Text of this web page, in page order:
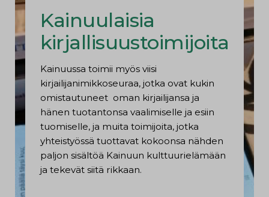
Kainuulaisia
kirjallisuustoimijoita
Kainuussa toimii myös viisi
kirjailijanimikkoseuraa, jotka ovat kukin
omistautuneet oman kirjailijansa ja
hänen tuotantonsa vaalimiselle ja esiin
tuomiselle, ja muita toimijoita, jotka
yhteistyössä tuottavat kokoonsa nähden
paljon sisältöä Kainuun kulttuurielämään
ja tekevät siitä rikkaan.